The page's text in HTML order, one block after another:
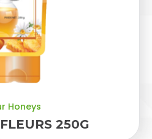
Honeys
250G